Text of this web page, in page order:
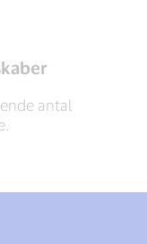
antal